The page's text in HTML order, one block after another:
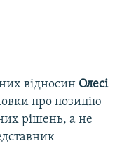
відносин Олесі
про позицію
рішень, а не